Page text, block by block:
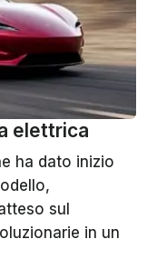
elettrica
ha dato inizio
sul
in un